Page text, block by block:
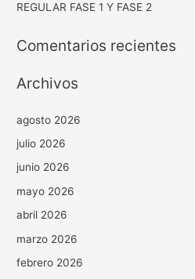
REGULAR FASE 1 Y FASE 2
Comentarios recientes
Archivos
agosto 2026
julio 2026
junio 2026
mayo 2026
abril 2026
marzo 2026
febrero 2026